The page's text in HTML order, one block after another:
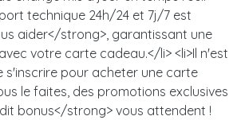
technique 24h/24 et 7j/7 est
aider</strong>, garantissant une
votre carte cadeau.</li> <li>Il n'est
s'inscrire pour acheter une carte
le faites, des promotions exclusives
bonus</strong> vous attendent !